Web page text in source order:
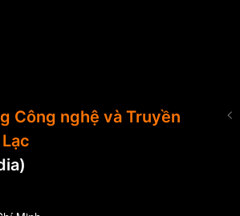
Công nghệ và Truyền
<